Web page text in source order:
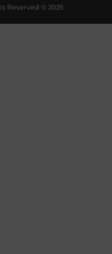
Reserved © 2025